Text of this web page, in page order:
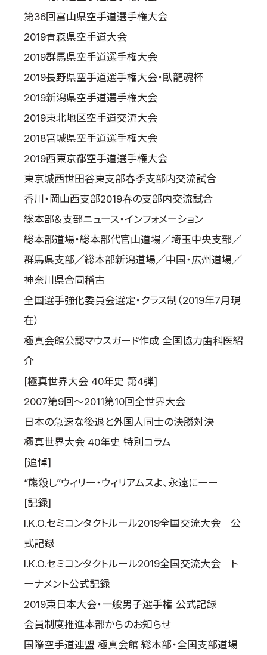
第36回富山県空手道選手権大会
2019青森県空手道大会
2019群馬県空手道選手権大会
2019長野県空手道選手権大会・臥龍魂杯
2019新潟県空手道選手権大会
2019東北地区空手道交流大会
2018宮城県空手道選手権大会
2019西東京都空手道選手権大会
東京城西世田谷東支部春季支部内交流試合
香川・岡山西支部2019春の支部内交流試合
総本部＆支部ニュース・インフォメーション
総本部道場・総本部代官山道場／埼玉中央支部／
群馬県支部／総本部新潟道場／中国・広州道場／
神奈川県合同稽古
全国選手強化委員会選定・クラス制（2019年7月現
在）
極真会館公認マウスガード作成 全国協力歯科医紹
介
[極真世界大会 40年史 第4弾]
2007第9回～2011第10回全世界大会
日本の急速な後退と外国人同士の決勝対決
極真世界大会 40年史 特別コラム
[追悼]
“熊殺し”ウィリー・ウィリアムスよ、永遠にーー
[記録]
I.K.O.セミコンタクトルール2019全国交流大会 公
式記録
I.K.O.セミコンタクトルール2019全国交流大会 ト
ーナメント公式記録
2019東日本大会・一般男子選手権 公式記録
会員制度推進本部からのお知らせ
国際空手道連盟 極真会館 総本部・全国支部道場